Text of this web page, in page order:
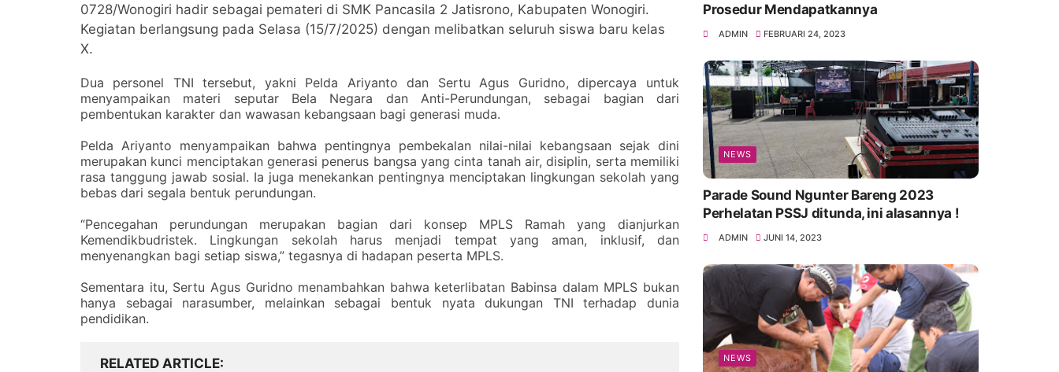
0728/Wonogiri hadir sebagai pemateri di SMK Pancasila 2 Jatisrono, Kabupaten Wonogiri.
Kegiatan berlangsung pada Selasa (15/7/2025) dengan melibatkan seluruh siswa baru kelas
X.
Dua personel TNI tersebut, yakni Pelda Ariyanto dan Sertu Agus Guridno, dipercaya untuk
menyampaikan materi seputar Bela Negara dan Anti-Perundungan, sebagai bagian dari
pembentukan karakter dan wawasan kebangsaan bagi generasi muda.
Pelda Ariyanto menyampaikan bahwa pentingnya pembekalan nilai-nilai kebangsaan sejak dini
merupakan kunci menciptakan generasi penerus bangsa yang cinta tanah air, disiplin, serta memiliki
rasa tanggung jawab sosial. Ia juga menekankan pentingnya menciptakan lingkungan sekolah yang
bebas dari segala bentuk perundungan.
“Pencegahan perundungan merupakan bagian dari konsep MPLS Ramah yang dianjurkan
Kemendikbudristek. Lingkungan sekolah harus menjadi tempat yang aman, inklusif, dan
menyenangkan bagi setiap siswa,” tegasnya di hadapan peserta MPLS.
Sementara itu, Sertu Agus Guridno menambahkan bahwa keterlibatan Babinsa dalam MPLS bukan
hanya sebagai narasumber, melainkan sebagai bentuk nyata dukungan TNI terhadap dunia
pendidikan.
RELATED ARTICLE
Prosedur Mendapatkannya
ADMIN FEBRUARI 24, 2023
NEWS
Parade Sound Ngunter Bareng 2023
Perhelatan PSSJ ditunda, ini alasannya !
ADMIN JUNI 14, 2023
NEWS